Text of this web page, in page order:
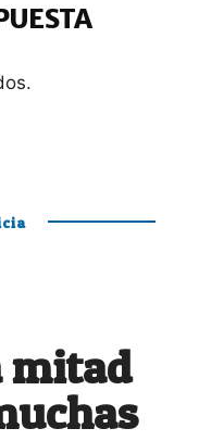
mitad